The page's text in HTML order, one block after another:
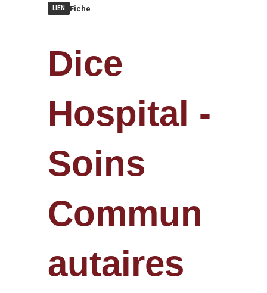
LIEN Fiche
Dice
Hospital -
Soins
Commun
autaires